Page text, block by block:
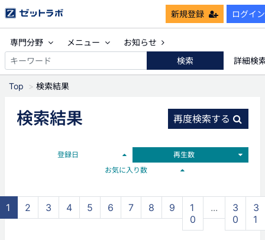
新規登録 ログイン
専門分野 メニュー
お知らせ
検索
詳細検
Top 検索結果
検索結果 再度検索する
登録日
再生数
お気に入り数
1 2 3 4 5 6 7 8 9
1
0
...
3
0
3
1